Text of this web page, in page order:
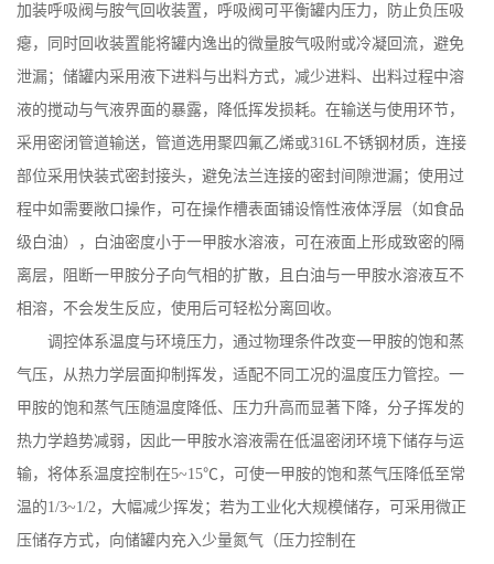
加装呼吸阀与胺气回收装置，呼吸阀可平衡罐内压力，防止负压吸
瘪，同时回收装置能将罐内逸出的微量胺气吸附或冷凝回流，避免
泄漏；储罐内采用液下进料与出料方式，减少进料、出料过程中溶
液的搅动与气液界面的暴露，降低挥发损耗。在输送与使用环节，
采用密闭管道输送，管道选用聚四氟乙烯或316L不锈钢材质，连接
部位采用快装式密封接头，避免法兰连接的密封间隙泄漏；使用过
程中如需要敞口操作，可在操作槽表面铺设惰性液体浮层（如食品
级白油），白油密度小于一甲胺水溶液，可在液面上形成致密的隔
离层，阻断一甲胺分子向气相的扩散，且白油与一甲胺水溶液互不
相溶，不会发生反应，使用后可轻松分离回收。
调控体系温度与环境压力，通过物理条件改变一甲胺的饱和蒸
气压，从热力学层面抑制挥发，适配不同工况的温度压力管控。一
甲胺的饱和蒸气压随温度降低、压力升高而显著下降，分子挥发的
热力学趋势减弱，因此一甲胺水溶液需在低温密闭环境下储存与运
输，将体系温度控制在5~15℃，可使一甲胺的饱和蒸气压降低至常
温的1/3~1/2，大幅减少挥发；若为工业化大规模储存，可采用微正
压储存方式，向储罐内充入少量氮气（压力控制在